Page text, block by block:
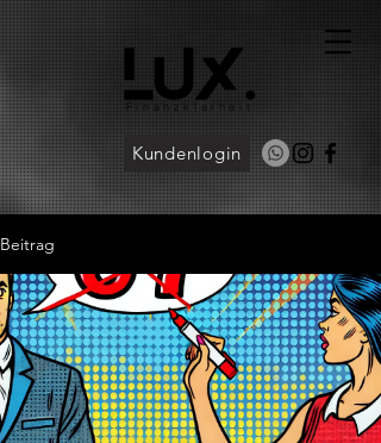
Finanzklarheit
Kundenlogin
Beitrag